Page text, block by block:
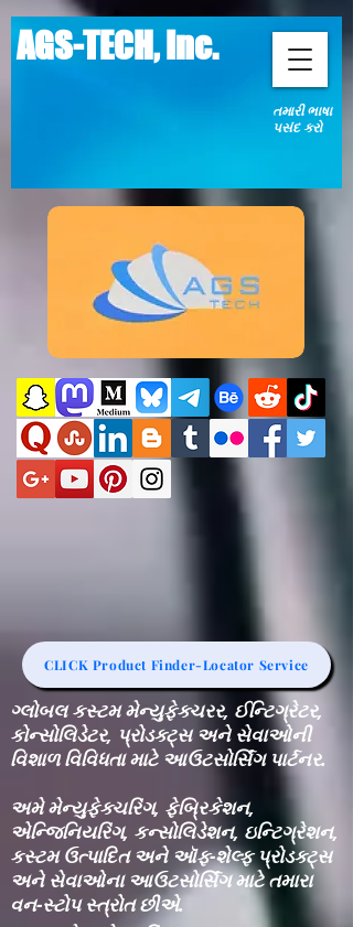
AGS-TECH, Inc.
તમારી ભાષા
પસંદ કરો
CLICK Product Finder-Locator Service
ગ્લોબલ કસ્ટમ મેન્યુફેક્ચરર, ઈન્ટિગ્રેટર,
કોન્સોલિડેટર, પ્રોડક્ટ્સ અને સેવાઓની
વિશાળ વિવિધતા માટે આઉટસોર્સિંગ પાર્ટનર.
અમે મેન્યુફેક્ચરિંગ, ફેબ્રિકેશન,
એન્જિનિયરિંગ, કન્સોલિડેશન, ઇન્ટિગ્રેશન,
કસ્ટમ ઉત્પાદિત અને ઑફ-શેલ્ફ પ્રોડક્ટ્સ
અને સેવાઓના આઉટસોર્સિંગ માટે તમારા
વન-સ્ટોપ સ્ત્રોત છીએ.